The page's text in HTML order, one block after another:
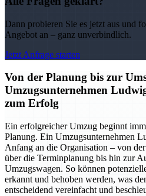
Dann probieren Sie es jetzt aus und
Angebot an – ganz unverbindlich.
Jetzt Anfrage starten
Von der Planung bis zur
Umzugsunternehmen
zum Erfolg
Ein erfolgreicher Umzug beginnt
Planung. Ein Umzugsunternehmen
Anfang an die Organisation – von
über die Terminplanung bis hin zur
Umzugswagen. So können
erkannt und behoben werden, was
entscheidend vereinfacht und